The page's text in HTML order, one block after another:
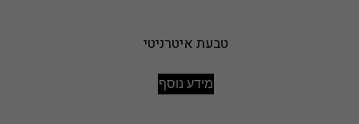
טבעת איטרניטי
מידע נוסף